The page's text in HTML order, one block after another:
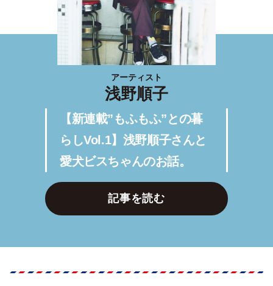
アーティスト
浅野順子
【新連載”もふもふ”との暮
らしVol.1】浅野順子さんと
愛犬ビスちゃんのお話。
記事を読む